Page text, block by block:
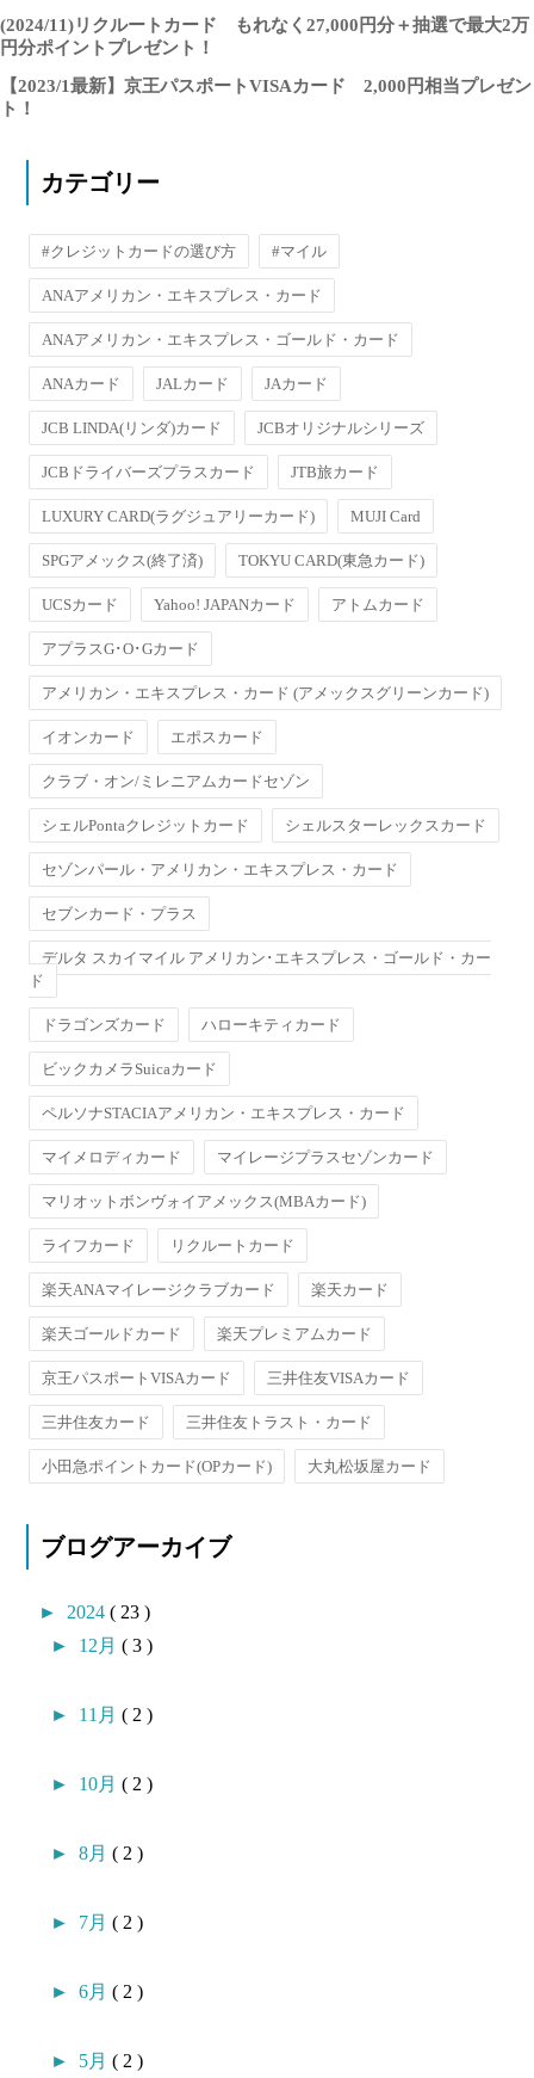
(2024/11)リクルートカード もれなく27,000円分＋抽選で最大2万
円分ポイントプレゼント！
【2023/1最新】京王パスポートVISAカード 2,000円相当プレゼン
ト！
カテゴリー
#クレジットカードの選び方 #マイル
ANAアメリカン・エキスプレス・カード
ANAアメリカン・エキスプレス・ゴールド・カード
ANAカード JALカード JAカード
JCB LINDA(リンダ)カード JCBオリジナルシリーズ
JCBドライバーズプラスカード JTB旅カード
LUXURY CARD(ラグジュアリーカード) MUJI Card
SPGアメックス(終了済) TOKYU CARD(東急カード)
UCSカード Yahoo! JAPANカード アトムカード
アプラスG･O･Gカード
アメリカン・エキスプレス・カード (アメックスグリーンカード)
イオンカード エポスカード
クラブ・オン/ミレニアムカードセゾン
シェルPontaクレジットカード シェルスターレックスカード
セゾンパール・アメリカン・エキスプレス・カード
セブンカード・プラス
デルタ スカイマイル アメリカン･エキスプレス・ゴールド・カー
ド
ドラゴンズカード ハローキティカード
ビックカメラSuicaカード
ペルソナSTACIAアメリカン・エキスプレス・カード
マイメロディカード マイレージプラスセゾンカード
マリオットボンヴォイアメックス(MBAカード)
ライフカード リクルートカード
楽天ANAマイレージクラブカード 楽天カード
楽天ゴールドカード 楽天プレミアムカード
京王パスポートVISAカード 三井住友VISAカード
三井住友カード 三井住友トラスト・カード
小田急ポイントカード(OPカード) 大丸松坂屋カード
ブログアーカイブ
► 2024( 23 )
► 12月( 3 )
► 11月( 2 )
► 10月( 2 )
►8月( 2 )
► 7月( 2 )
►6月( 2 )
► 5月( 2 )